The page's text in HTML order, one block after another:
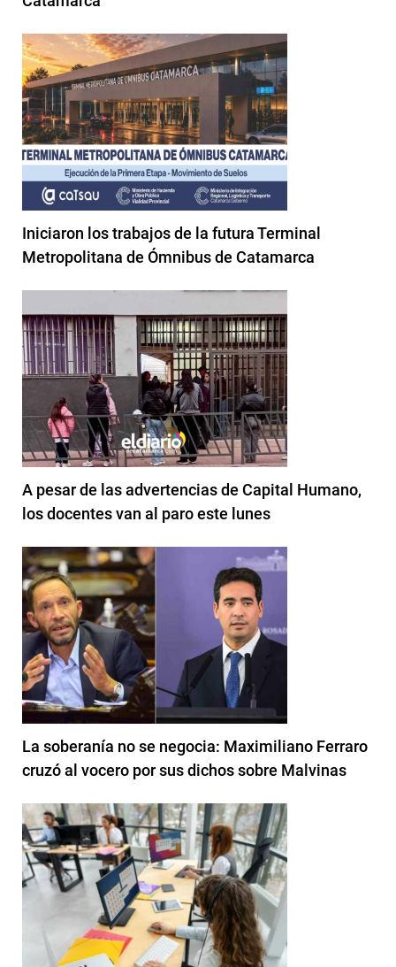
Iniciaron los trabajos de la futura Terminal
Metropolitana de Ómnibus de Catamarca
A pesar de las advertencias de Capital Humano,
los docentes van al paro este lunes
La soberanía no se negocia: Maximiliano Ferraro
cruzó al vocero por sus dichos sobre Malvinas